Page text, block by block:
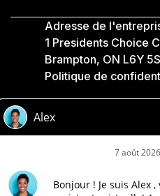
Adresse de
1 Presidents Choice
Brampton, ON L6Y
Politique de
Accessibilité
Compagnies Loblaw